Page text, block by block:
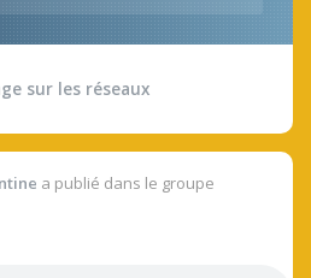
sur les réseaux
a publié dans le groupe